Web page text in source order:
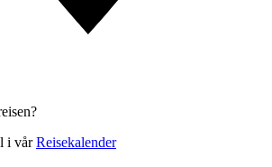
i vårReisekalender